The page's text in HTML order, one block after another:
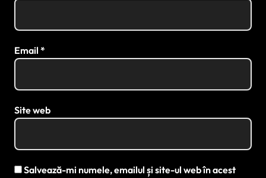
Email *
Site web
Salvează-mi numele, emailul și site-ul web în acest